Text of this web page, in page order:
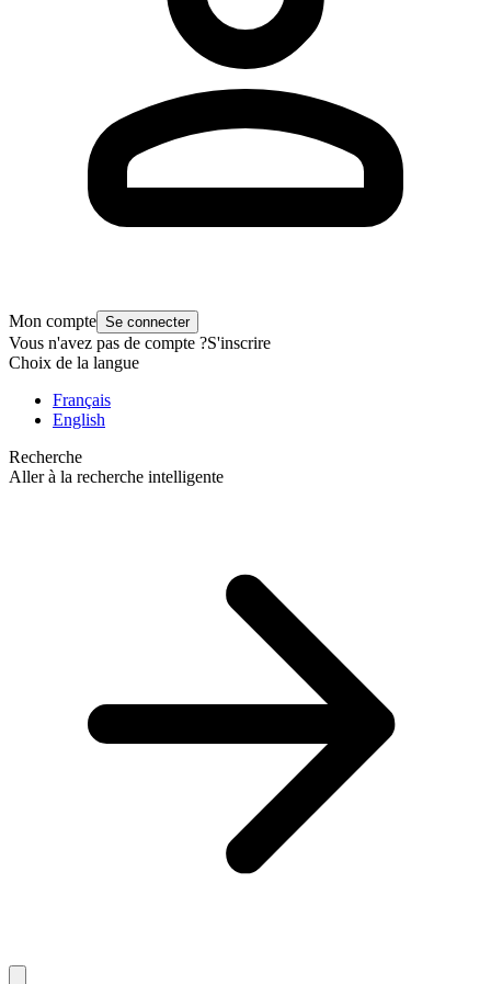
Mon compte Se connecter
Vous n'avez pas de compte ?S'inscrire
Choix de la langue
Français
English
Recherche
Aller à la recherche intelligente